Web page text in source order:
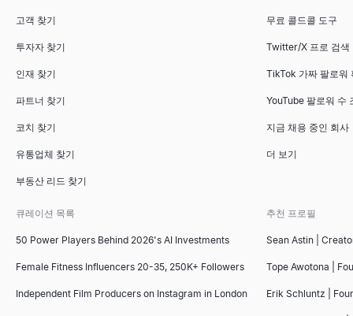
고객 찾기
투자자 찾기
인재 찾기
파트너 찾기
코치 찾기
유통업체 찾기
부동산 리드 찾기
무료 콜드콜 도구
Twitter/X 프로 검색
TikTok 가짜 팔로워
YouTube 팔로워 수
지금 채용 중인 회사
더 보기
큐레이션 목록
50 Power Players Behind 2026's AI Investments
Female Fitness Influencers 20-35, 250K+ Followers
Independent Film Producers on Instagram in London
추천 프로필
Sean Astin |
Tope Awotona |
Erik Schluntz |